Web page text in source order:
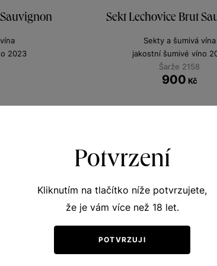
2023
Sekt Lechovice Brut
Sekty a šumivá vína
jakostní šumivé víno
Šarže 2158
900 Kč
Potvrzení
Kliknutím na tlačítko níže potvrzujete,
že je vám více než 18 let.
POTVRZUJI